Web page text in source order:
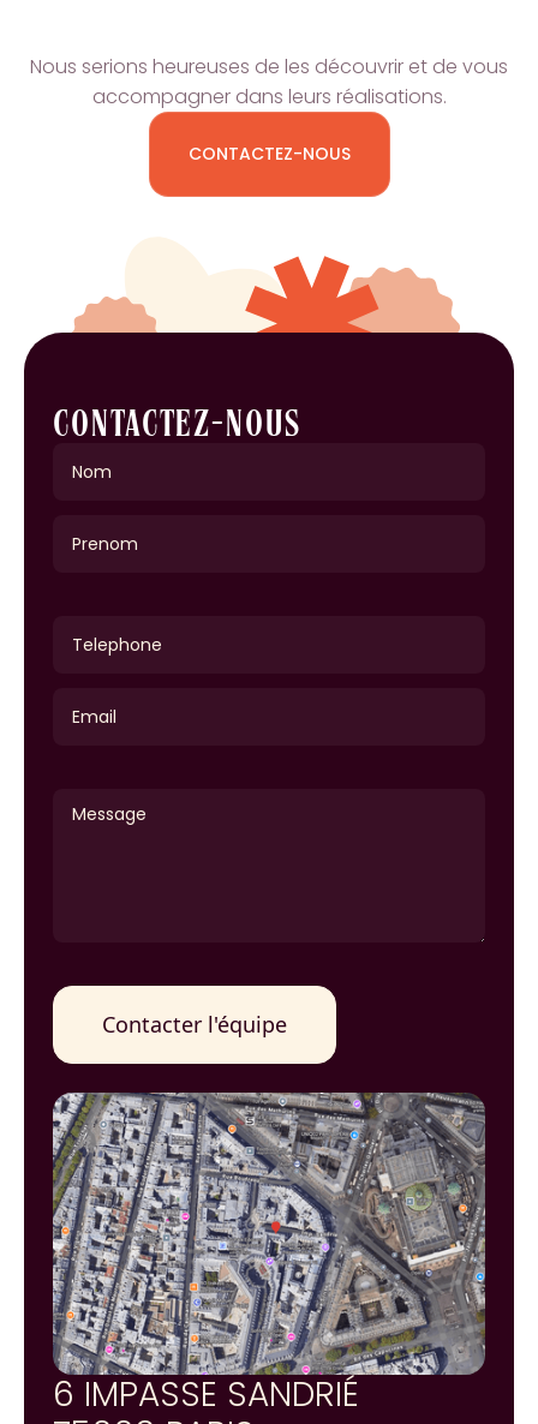
Nous serions heureuses de les découvrir et de vous
accompagner dans leurs réalisations.
CONTACTEZ-NOUS
CONTACTEZ-NOUS
6 IMPASSE SANDRIÉ